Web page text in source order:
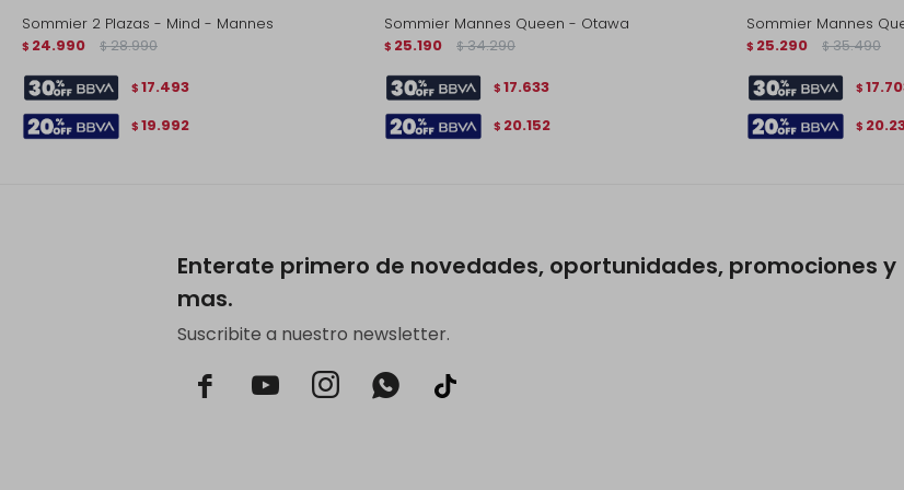
Sommier 2 Plazas - Mind - Mannes
$ 24.990 $ 28.990
$ 17.493
$ 19.992
Sommier Mannes Queen - Otawa
$ 25.190 $ 34.290
$ 17.633
$ 20.152
Sommier Mannes
$ 25.290 $ 35.490
$
$
Enterate primero de novedades, oportunidades, promociones y
mas.
Suscribite a nuestro newsletter.
  